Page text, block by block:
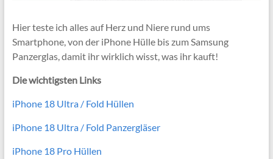
Hier teste ich alles auf Herz und Niere rund ums
Smartphone, von der iPhone Hülle bis zum Samsung
Panzerglas, damit ihr wirklich wisst, was ihr kauft!
Die wichtigsten Links
iPhone 18 Ultra / Fold Hüllen
iPhone 18 Ultra / Fold Panzergläser
iPhone 18 Pro Hüllen